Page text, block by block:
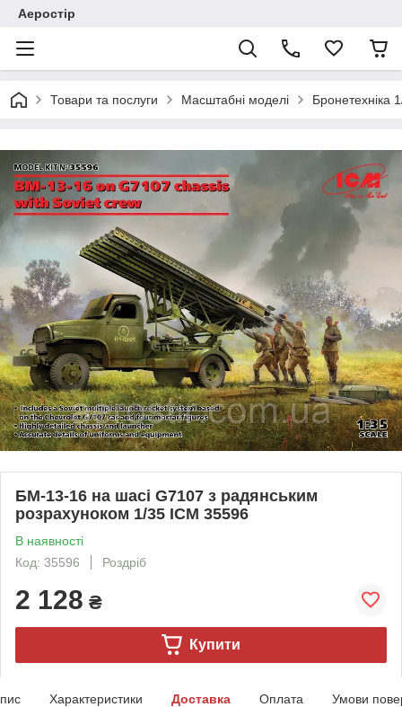
Аеростір
Товари та послуги Масштабні моделі Бронетехніка
БМ-13-16 на шасі G7107 з радянським
розрахуноком 1/35 ICM 35596
В наявності
Код: 35596
Роздріб
2 128 ₴
Купити
Характеристики Доставка Оплата Умови